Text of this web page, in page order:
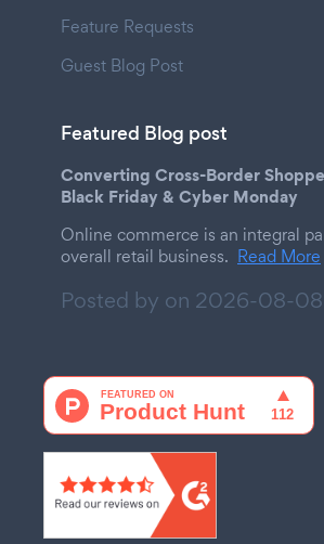
Feature Requests
Guest Blog Post
Featured Blog post
Converting Cross-Border
Black Friday & Cyber Monday
Online commerce is an integral
overall retail business. Read More
Posted by on 2026-08-08